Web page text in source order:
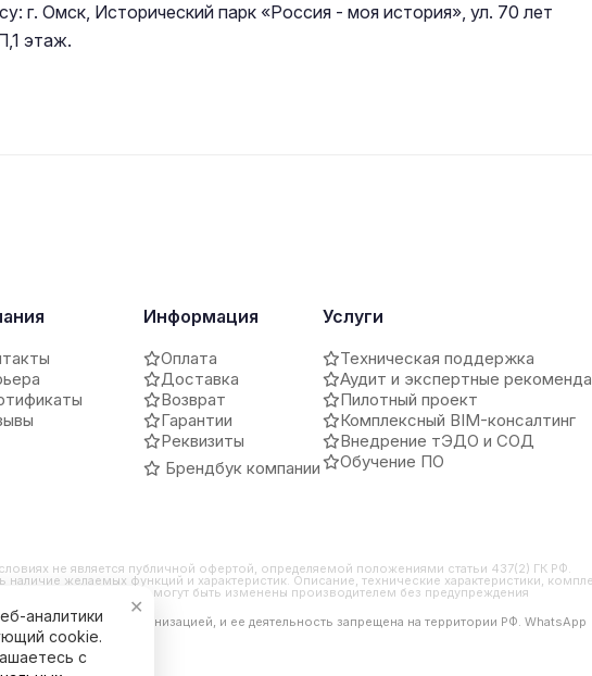
г. Омск, Исторический парк «Россия - моя история», ул. 70 лет
этаж.
Информация
Оплата
Доставка
Возврат
Гарантии
Реквизиты
Брендбук компании
Услуги
Техническая поддержка
Аудит и экспертные
Пилотный проект
Комплексный BIM-консалтинг
Внедрение тЭДО и СОД
Обучение ПО
не является публичной офертой, определяемой положениями статьи 437(2) ГК РФ.
желаемых функций и характеристик. Описание, технические характеристики,
от заявленных или могут быть изменены производителем без предупреждения
экстремистской организацией, и ее деятельность запрещена на территории РФ. WhatsApp
аналитики
cookie.
с
✕